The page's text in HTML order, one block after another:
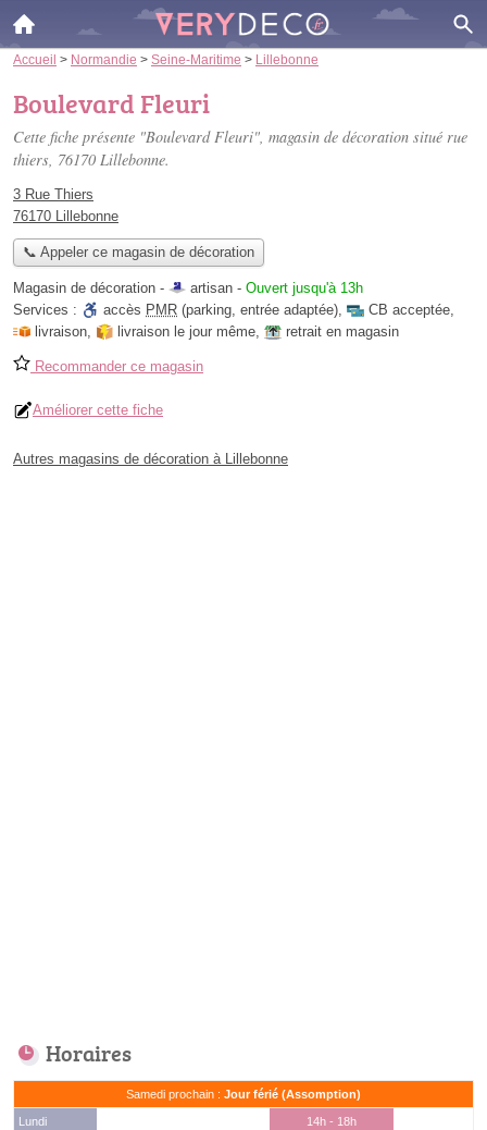
Accueil > Normandie > Seine-Maritime > Lillebonne
Boulevard Fleuri
Cette fiche présente "Boulevard Fleuri", magasin de décoration situé rue
thiers, 76170 Lillebonne.
3 Rue Thiers
76170 Lillebonne
📞 Appeler ce magasin de décoration
Magasin de décoration - artisan - Ouvert jusqu'à 13h
Services :
accès PMR (parking, entrée adaptée), CB acceptée,
livraison, livraison le jour même, retrait en magasin
Recommander ce magasin
Améliorer cette fiche
Autres magasins de décoration à Lillebonne
Horaires
Samedi prochain : Jour férié (Assomption)
Lundi
14h - 18h